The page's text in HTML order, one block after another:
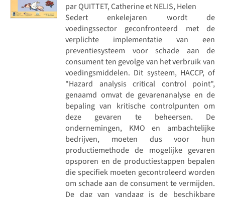
par QUITTET, Catherine et NELIS, Helen
Sedert enkelejaren wordt de
voedingssector geconfronteerd met de
verplichte implementatie van een
preventiesysteem voor schade aan de
consument ten gevolge van het verbruik van
voedingsmiddelen. Dit systeem, HACCP, of
"Hazard analysis critical control point",
genaamd omvat de gevarenanalyse en de
bepaling van kritische controlpunten om
deze gevaren te beheersen. De
ondernemingen, KMO en ambachtelijke
bedrijven, moeten dus voor hun
productiemethode de mogelijke gevaren
opsporen en de productiestappen bepalen
die specifiek moeten gecontroleerd worden
om schade aan de consument te vermijden.
De dag van vandaag is de beschikbare